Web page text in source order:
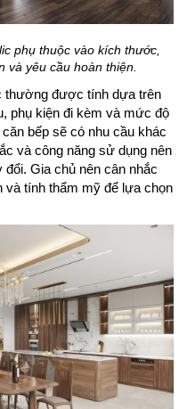
rửa dọn và lưu trữ trở
dáng hiện đại và màu
phù hợp cho nhà phố, căn
phụ thuộc vào kích thước,
và yêu cầu hoàn thiện.
thường được tính dựa trên
phụ kiện đi kèm và mức độ
bếp sẽ có nhu cầu khác
và công năng sử dụng nên
Gia chủ nên cân nhắc